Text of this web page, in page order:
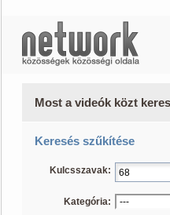
Most a videók közt
Keresés szűkítése
Kulcsszavak:
Kategória: